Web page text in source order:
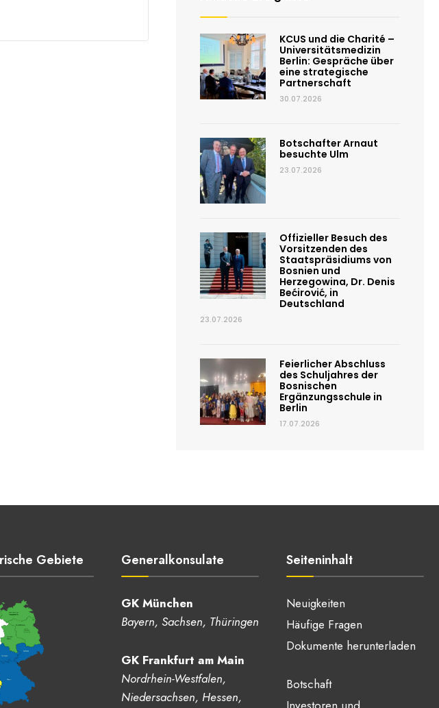
KCUS und die Charité –
Universitätsmedizin
Berlin: Gespräche über
eine strategische
Partnerschaft
30.07.2026
Botschafter Arnaut
besuchte Ulm
23.07.2026
Offizieller Besuch des
Vorsitzenden des
Staatspräsidiums von
Bosnien und
Herzegowina, Dr. Denis
Bećirović, in
Deutschland
23.07.2026
Feierlicher Abschluss
des Schuljahres der
Bosnischen
Ergänzungsschule in
Berlin
17.07.2026
Gebiete Generalkonsulate
GK München
Bayern, Sachsen, Thüringen
GK Frankfurt am Main
Nordrhein-Westfalen,
Niedersachsen, Hessen,
Seiteninhalt
Neuigkeiten
Häufige Fragen
Dokumente herunterladen
Botschaft